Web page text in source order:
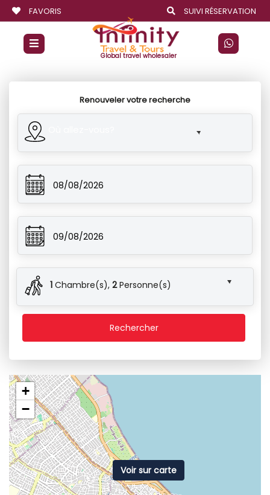
FAVORIS SUIVI RÉSERVATION
Global travel wholesaler
Renouveler votre recherche
08/08/2026
09/08/2026
1 Chambre(s), 2Personne(s)
Rechercher
+
−
Voir sur carte